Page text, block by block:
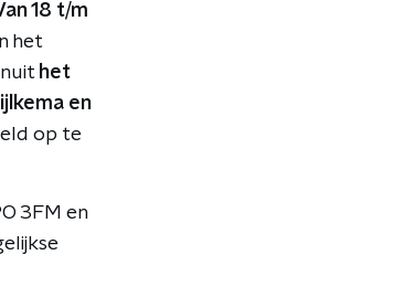
18 t/m
het
het
en
op te
3FM en